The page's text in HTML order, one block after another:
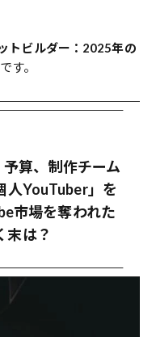
トビルダー：2025年の
です。
算、制作チーム
人YouTuber」を
市場を奪われた
末は？